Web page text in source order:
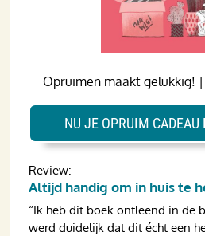
Opruimen maakt gelukkig!
Review:
Altijd handig om in huis te
“Ik heb dit boek ontleend in de
werd duidelijk dat dit écht een
NU JE OPRUIM